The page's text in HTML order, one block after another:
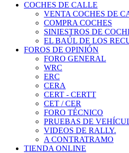
COCHES DE CALLE
VENTA COCHES DE
COMPRA COCHES
SINIESTROS DE
EL BAÚL DE LOS
FOROS DE OPINIÓN
FORO GENERAL
WRC
ERC
CERA
CERT - CERTT
CET / CER
FORO TÉCNICO
PRUEBAS DE
VIDEOS DE RALLY.
A CONTRATRAMO
TIENDA ONLINE